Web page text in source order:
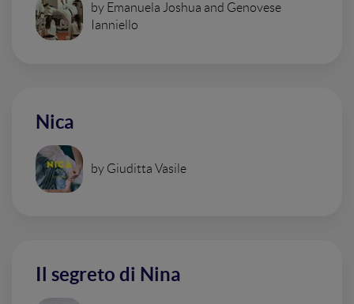
by Emanuela Joshua and Genovese
Ianniello
Nica
by Giuditta Vasile
Il segreto di Nina